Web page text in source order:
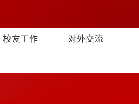
校友工作 对外交流